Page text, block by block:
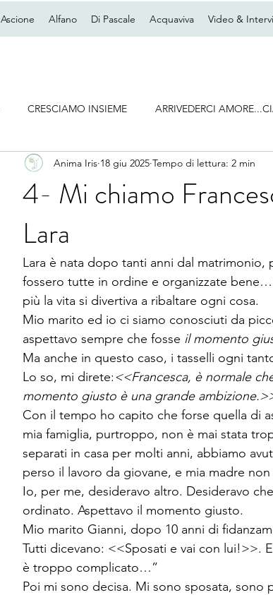
Ascione Alfano Di Pascale Acquaviva Video &
CRESCIAMO INSIEME ARRIVEDERCI
4- Mi chiamo
Lara
Anima Iris 18 giu 2025 Tempo di lettura: 2 min
Lara è nata dopo tanti anni dal
fossero tutte in ordine e organizzate
più la vita si divertiva a ribaltare ogni cosa.
Mio marito ed io ci siamo conosciuti da
aspettavo sempre che fosse il momento
Ma anche in questo caso, i tasselli ogni
Lo so, mi direte:<<Francesca, è normale
momento giusto è una grande
Con il tempo ho capito che forse quella di
mia famiglia, purtroppo, non è mai stata
separati in casa per molti anni, abbiamo
perso il lavoro da giovane, e mia madre
Io, per me, desideravo altro. Desideravo
ordinato. Aspettavo il momento giusto.
Mio marito Gianni, dopo 10 anni di
Tutti dicevano: <<Sposati e vai con
è troppo complicato…”
Poi mi sono decisa. Mi sono sposata,